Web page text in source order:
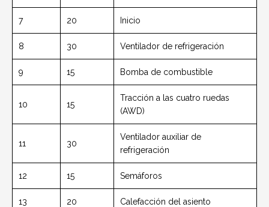
7 20 Inicio
8 30 Ventilador de refrigeración
9 15 Bomba de combustible
10 15
Tracción a las cuatro ruedas
(AWD)
11 30
Ventilador auxiliar de
refrigeración
12 15 Semáforos
13 20 Calefacción del asiento